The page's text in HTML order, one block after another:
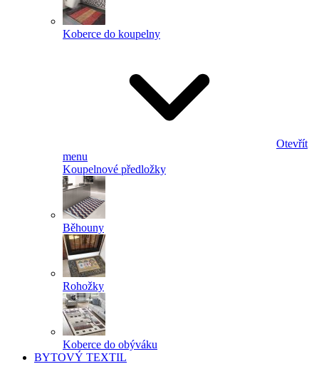
Koberce do koupelny
Otevřít
menu
Koupelnové předložky
Běhouny
Rohožky
Koberce do obýváku
BYTOVÝ TEXTIL